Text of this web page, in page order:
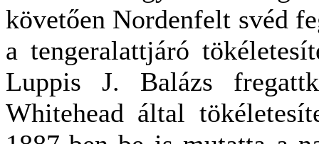
követően Nordenfelt svéd
a tengeralattjáró
Luppis J. Balázs
Whitehead által